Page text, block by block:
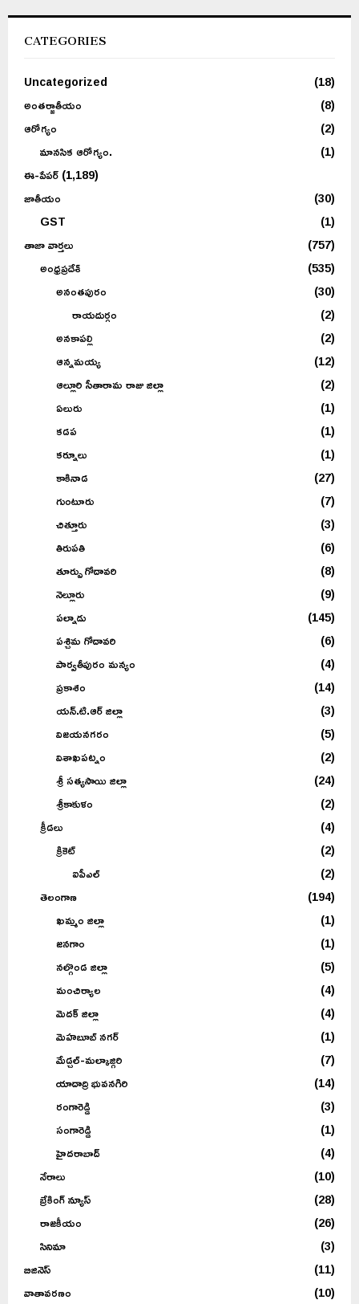
CATEGORIES
Uncategorized
(18)
అంతర్జాతీయం
(8)
ఆరోగ్యం
(2)
మానసిక ఆరోగ్యం.
(1)
ఈ-పేపర్(1,189)
జాతీయం
(30)
GST
(1)
తాజా వార్తలు
(757)
అంధ్రప్రదేశ్
(535)
అనంతపురం
(30)
రాయదుర్గం
(2)
అనకాపల్లి
(2)
ఆన్నమయ్య
(12)
ఆల్లూరి సీతారామ రాజు జిల్లా
(2)
ఏలురు
(1)
కడప
(1)
కర్నూలు
(1)
కాకినాడ
(27)
గుంటూరు
(7)
చిత్తూరు
(3)
తిరుపతి
(6)
తూర్పు గోదావరి
(8)
నెల్లూరు
(9)
పల్నాడు
(145)
పశ్చిమ గోదావరి
(6)
పార్వతీపురం మన్యం
(4)
ప్రకాశం
(14)
యన్.టి.ఆర్ జిల్లా
(3)
విజయనగరం
(5)
విశాఖపట్నం
(2)
శ్రీ సత్యసాయి జిల్లా
(24)
శ్రీకాకుళం
(2)
క్రీడలు
(4)
క్రికెట్
(2)
ఐపీఎల్
(2)
తెలంగాణ
(194)
ఖమ్మం జిల్లా
(1)
జనగాం
(1)
నల్గొండ జిల్లా
(5)
మంచిర్యాల
(4)
మెదక్ జిల్లా
(4)
మెహబూబ్ నగర్
(1)
మేడ్చల్-మల్కాజ్గిరి
(7)
యాదాద్రి భువనగిరి
(14)
రంగారెడ్డి
(3)
సంగారెడ్డి
(1)
హైదరాబాద్
(4)
నేరాలు
(10)
బ్రేకింగ్ న్యూస్
(28)
రాజకీయం
(26)
సినిమా
(3)
బిజినెస్
(11)
వాతావరణం
(10)